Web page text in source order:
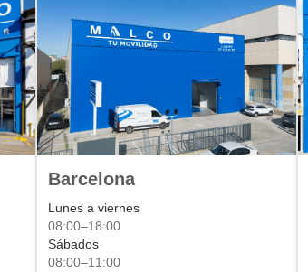
Barcelona
Lunes a viernes
08:00–18:00
Sábados
08:00–11:00